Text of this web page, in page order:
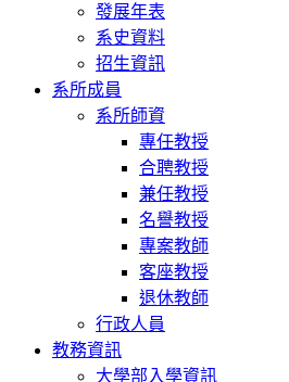
發展年表
系史資料
招生資訊
系所成員
系所師資
專任教授
合聘教授
兼任教授
名譽教授
專案教師
客座教授
退休教師
行政人員
教務資訊
大學部入學資訊